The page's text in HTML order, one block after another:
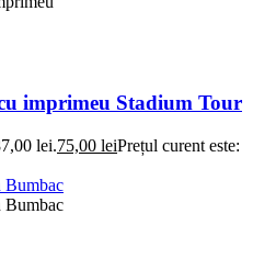
imprimeu Stadium Tour
lei.75,00 leiPrețul curent este: